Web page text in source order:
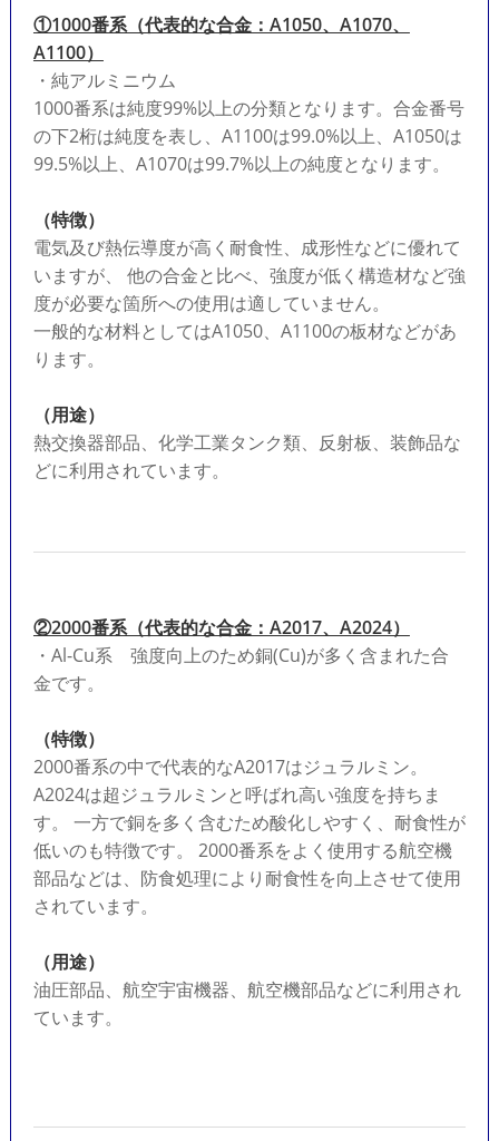
①1000番系（代表的な合金：A1050、A1070、
A1100）
・純アルミニウム
1000番系は純度99%以上の分類となります。合金番号
の下2桁は純度を表し、A1100は99.0%以上、A1050は
99.5%以上、A1070は99.7%以上の純度となります。
（特徴）
電気及び熱伝導度が高く耐食性、成形性などに優れて
いますが、 他の合金と比べ、強度が低く構造材など強
度が必要な箇所への使用は適していません。
一般的な材料としてはA1050、A1100の板材などがあ
ります。
（用途）
熱交換器部品、化学工業タンク類、反射板、装飾品な
どに利用されています。
②2000番系（代表的な合金：A2017、A2024）
・Al-Cu系 強度向上のため銅(Cu)が多く含まれた合
金です。
（特徴）
2000番系の中で代表的なA2017はジュラルミン。
A2024は超ジュラルミンと呼ばれ高い強度を持ちま
す。 一方で銅を多く含むため酸化しやすく、耐食性が
低いのも特徴です。 2000番系をよく使用する航空機
部品などは、防食処理により耐食性を向上させて使用
されています。
（用途）
油圧部品、航空宇宙機器、航空機部品などに利用され
ています。